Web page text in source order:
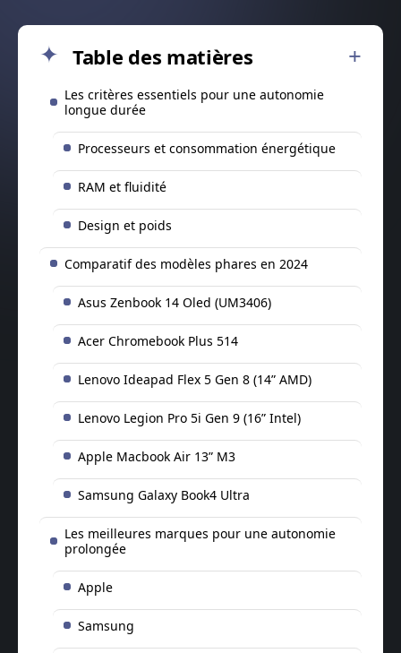
Table des matières
Les critères essentiels pour une autonomie
longue durée
Processeurs et consommation énergétique
RAM et fluidité
Design et poids
Comparatif des modèles phares en 2024
Asus Zenbook 14 Oled (UM3406)
Acer Chromebook Plus 514
Lenovo Ideapad Flex 5 Gen 8 (14” AMD)
Lenovo Legion Pro 5i Gen 9 (16” Intel)
Apple Macbook Air 13” M3
Samsung Galaxy Book4 Ultra
Les meilleures marques pour une autonomie
prolongée
Apple
Samsung